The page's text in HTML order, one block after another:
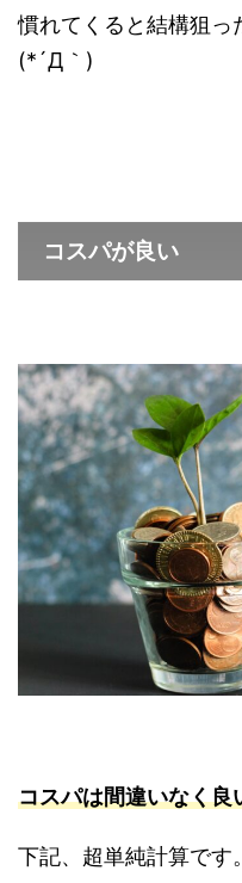
慣れてくると結構狙っ
(*´Д｀)
コスパが良い
コスパは間違いなく良
下記、超単純計算です